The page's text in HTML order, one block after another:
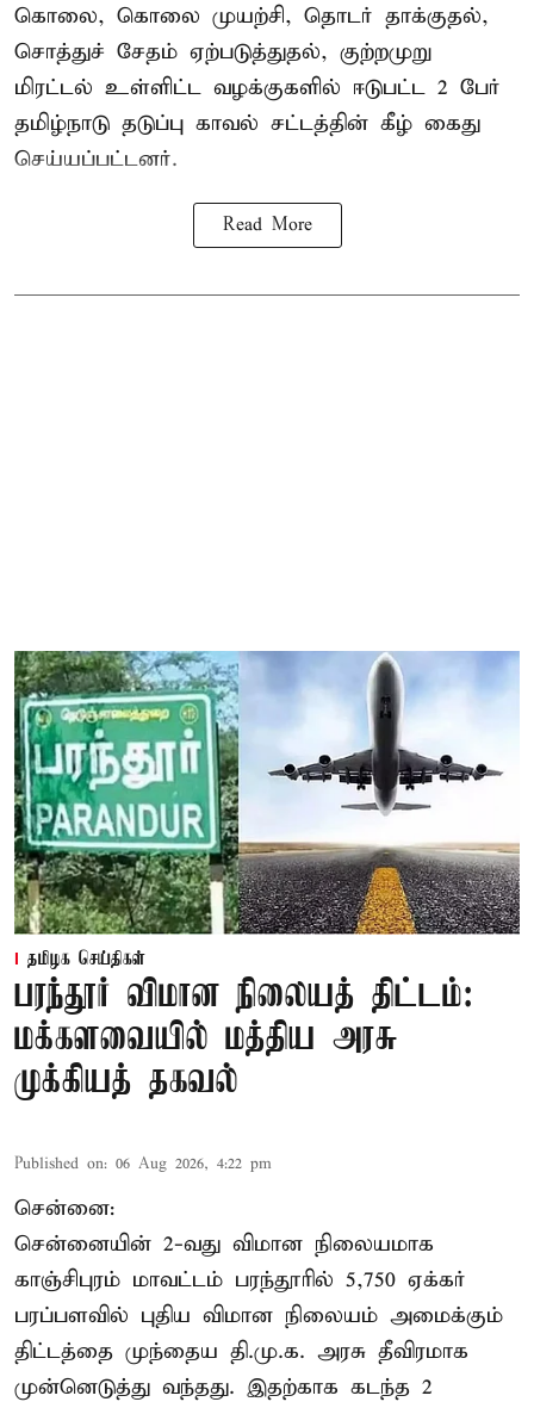
கொலை, கொலை முயற்சி, தொடர் தாக்குதல்,
சொத்துச் சேதம் ஏற்படுத்துதல், குற்றமுறு
மிரட்டல் உள்ளிட்ட வழக்குகளில் ஈடுபட்ட 2 பேர்
தமிழ்நாடு தடுப்பு காவல் சட்டத்தின் கீழ் கைது
செய்யப்பட்டனர்.
Read More
தமிழக செய்திகள்
பரந்தூர் விமான நிலையத் திட்டம்:
மக்களவையில் மத்திய அரசு
முக்கியத் தகவல்
Published on: 06 Aug 2026, 4:22 pm
சென்னை:
சென்னையின் 2-வது விமான நிலையமாக
காஞ்சிபுரம் மாவட்டம் பரந்தூரில் 5,750 ஏக்கர்
பரப்பளவில் புதிய விமான நிலையம் அமைக்கும்
திட்டத்தை முந்தைய தி.மு.க. அரசு தீவிரமாக
முன்னெடுத்து வந்தது. இதற்காக கடந்த 2